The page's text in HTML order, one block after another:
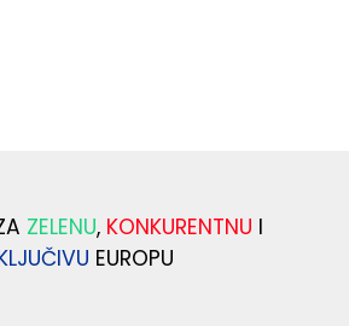
ZELENU, KONKURENTNU I
EUROPU